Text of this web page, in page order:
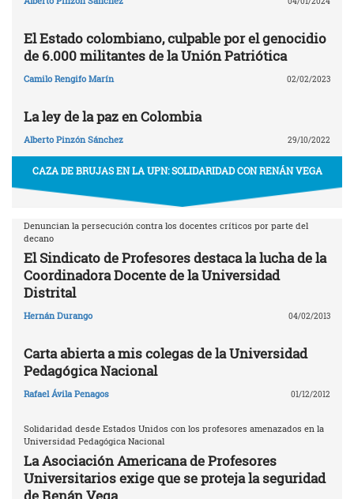
El Estado colombiano, culpable por el genocidio
de 6.000 militantes de la Unión Patriótica
Camilo Rengifo Marín 02/02/2023
La ley de la paz en Colombia
Alberto Pinzón Sánchez 29/10/2022
CAZA DE BRUJAS EN LA UPN: SOLIDARIDAD CON RENÁN VEGA
Denuncian la persecución contra los docentes críticos por parte del
decano
El Sindicato de Profesores destaca la lucha de la
Coordinadora Docente de la Universidad
Distrital
Hernán Durango 04/02/2013
Carta abierta a mis colegas de la Universidad
Pedagógica Nacional
Rafael Ávila Penagos 01/12/2012
Solidaridad desde Estados Unidos con los profesores amenazados en la
Universidad Pedagógica Nacional
La Asociación Americana de Profesores
Universitarios exige que se proteja la seguridad
de Renán Vega